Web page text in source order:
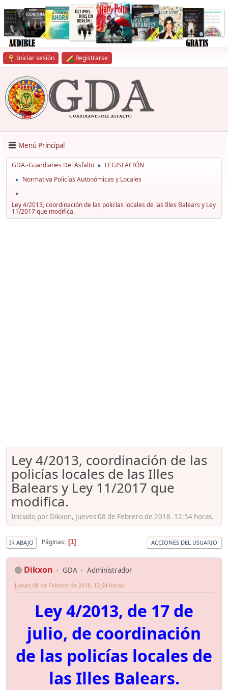
Iniciar sesión Registrarse
Menú Principal
GDA.-Guardianes Del Asfalto ► LEGISLACIÓN
► Normativa Policías Autonómicas y Locales
►
Ley 4/2013, coordinación de las policías locales de las Illes Balears y Ley
11/2017 que modifica.
Ley 4/2013, coordinación de las
policías locales de las Illes
Balears y Ley 11/2017 que
modifica.
Iniciado por Dikxon, Jueves 08 de Febrero de 2018. 12:54 horas.
IR ABAJO Páginas 1 ACCIONES DEL USUARIO
Dikxon GDA Administrador
Jueves 08 de Febrero de 2018. 12:54 horas.
Ley 4/2013, de 17 de
julio, de coordinación
de las policías locales de
las Illes Balears.